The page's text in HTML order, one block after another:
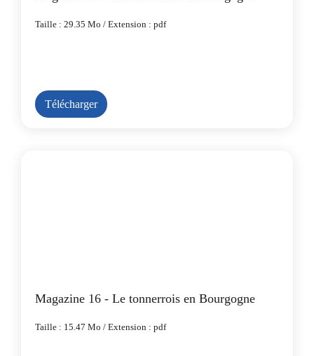
Taille : 29.35 Mo / Extension : pdf
Télécharger
Magazine 16 - Le tonnerrois en Bourgogne
Taille : 15.47 Mo / Extension : pdf